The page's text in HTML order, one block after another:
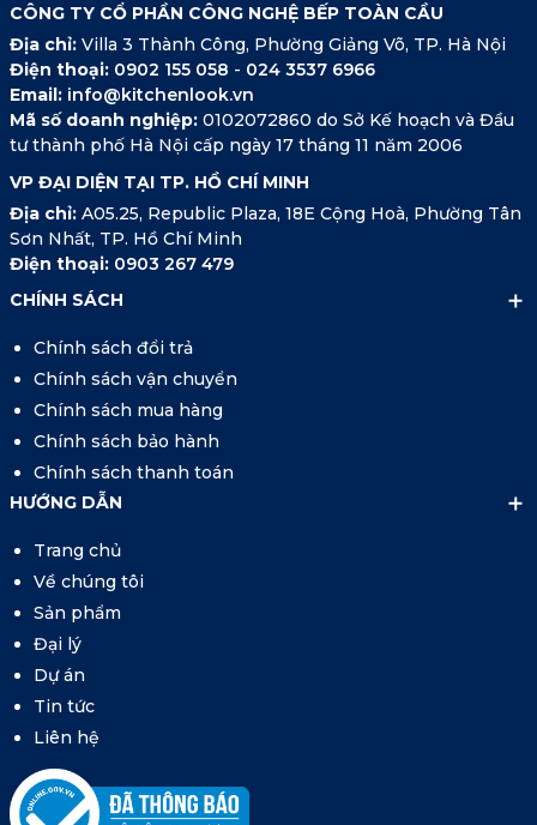
CÔNG TY CỔ PHẦN CÔNG NGHỆ BẾP TOÀN CẦU
Địa chỉ: Villa 3 Thành Công, Phường Giảng Võ, TP. Hà Nội
Điện thoại: 0902 155 058 - 024 3537 6966
Email: info@kitchenlook.vn
Mã số doanh nghiệp:0102072860 do Sở Kế hoạch và Đầu
tư thành phố Hà Nội cấp ngày 17 tháng 11 năm 2006
VP ĐẠI DIỆN TẠI TP. HỒ CHÍ MINH
Địa chỉ: A05.25, Republic Plaza, 18E Cộng Hoà, Phường Tân
Sơn Nhất, TP. Hồ Chí Minh
Điện thoại: 0903 267 479
CHÍNH SÁCH
Chính sách đổi trả
Chính sách vận chuyển
Chính sách mua hàng
Chính sách bảo hành
Chính sách thanh toán
HƯỚNG DẪN
Trang chủ
Về chúng tôi
Sản phẩm
Đại lý
Dự án
Tin tức
Liên hệ